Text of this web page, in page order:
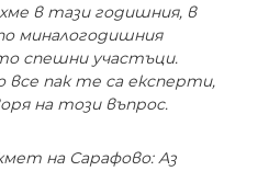
в тази годишния, в
миналогодишния
спешни участъци.
пак те са експерти,
на този въпрос.
на Сарафово: Аз